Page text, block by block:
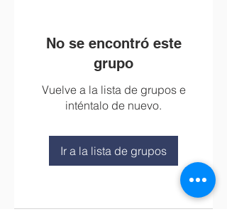
No se encontró este
grupo
Vuelve a la lista de grupos e
inténtalo de nuevo.
Ir a la lista de grupos